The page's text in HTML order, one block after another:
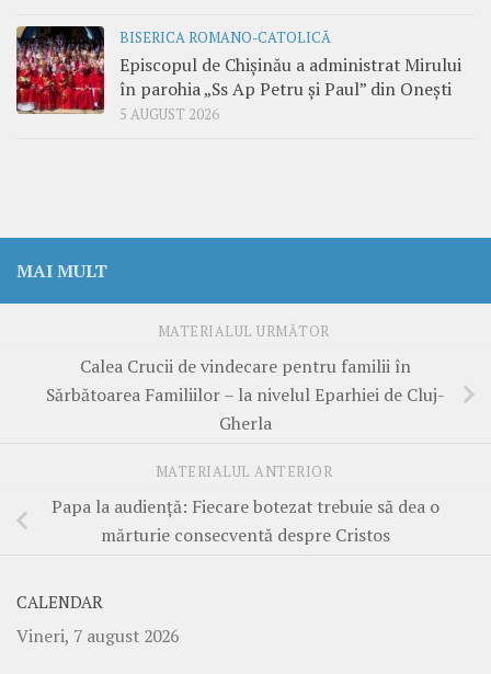
BISERICA ROMANO-CATOLICĂ
Episcopul de Chișinău a administrat Mirului
în parohia „Ss Ap Petru și Paul” din Onești
5 AUGUST 2026
MAI MULT
MATERIALUL URMĂTOR
Calea Crucii de vindecare pentru familii în
Sărbătoarea Familiilor – la nivelul Eparhiei de Cluj-
Gherla
MATERIALUL ANTERIOR
Papa la audiență: Fiecare botezat trebuie să dea o
mărturie consecventă despre Cristos
CALENDAR
Vineri, 7 august 2026